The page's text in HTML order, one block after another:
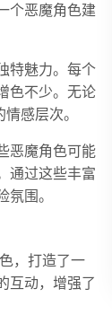
个恶魔角色建
特魅力。每个
色不少。无论
感层次。
恶魔角色可能
通过这些丰富
围。
，打造了一
互动，增强了